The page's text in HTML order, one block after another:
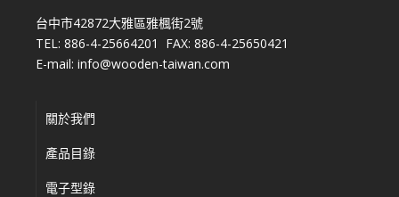
台中市42872大雅區雅楓街2號
TEL: 886-4-25664201 FAX: 886-4-25650421
E-mail: info@wooden-taiwan.com
關於我們
產品目錄
電子型錄